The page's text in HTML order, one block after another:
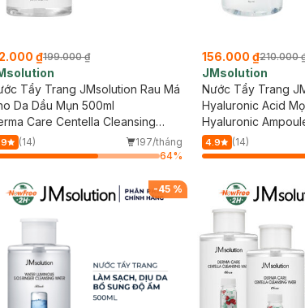
₫199.000 ₫
Tẩy Trang JMsolution Rau Má
Da Dầu Mụn 500ml
Care Centella Cleansing
Clear
(14)
197/tháng
64%
156.000 ₫210.000
JMsolution
Nước Tẩy Trang
Hyaluronic Acid
Hyaluronic
Water
4.9 (14)
-45%